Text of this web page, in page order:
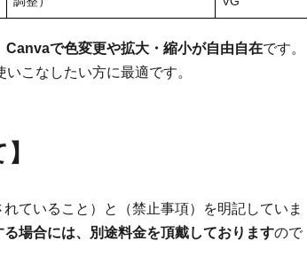
Canvaで色変更や拡大・縮小が自由自在です。
こなしたい方に最適です。
】
ていること）と（禁止事項）を明記していま
る場合には、別途料金を頂戴しておりますので